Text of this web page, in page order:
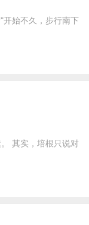
开始不久，步行南下
其实，培根只说对